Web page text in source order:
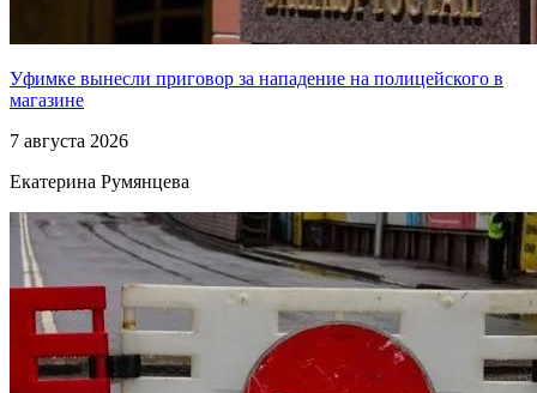
Уфимке вынесли приговор за нападение на полицейского в
магазине
7 августа 2026
Екатерина Румянцева